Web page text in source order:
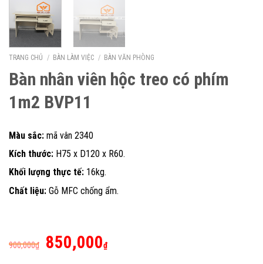
TRANG CHỦ / BÀN LÀM VIỆC / BÀN VĂN PHÒNG
Bàn nhân viên hộc treo có phím
1m2 BVP11
Màu sắc: mã vân 2340
Kích thước: H75 x D120 x R60.
Khối lượng thực tế: 16kg.
Chất liệu: Gỗ MFC chống ẩm.
900,000₫
Giá
850,000₫Giá